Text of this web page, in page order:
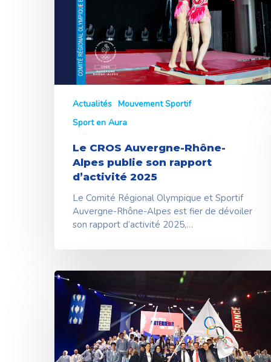
Actualités Mouvement Sportif
Sport en Aura
Le CROS Auvergne-Rhône-
Alpes publie son rapport
d’activité 2025
Le Comité Régional Olympique et Sportif
Auvergne-Rhône-Alpes est fier de dévoiler
son rapport d’activité 2025,…
Jeux
Olympiques
de
Milan-